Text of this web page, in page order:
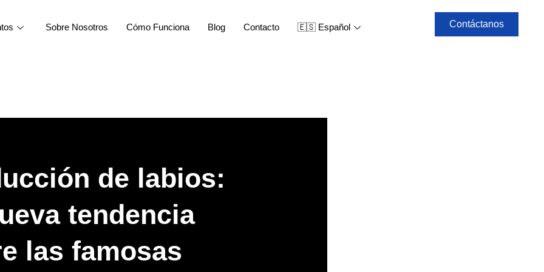
Sobre Nosotros Cómo Funciona Blog Contacto 🇪🇸 Español Contáctanos
de labios:
tendencia
las famosas